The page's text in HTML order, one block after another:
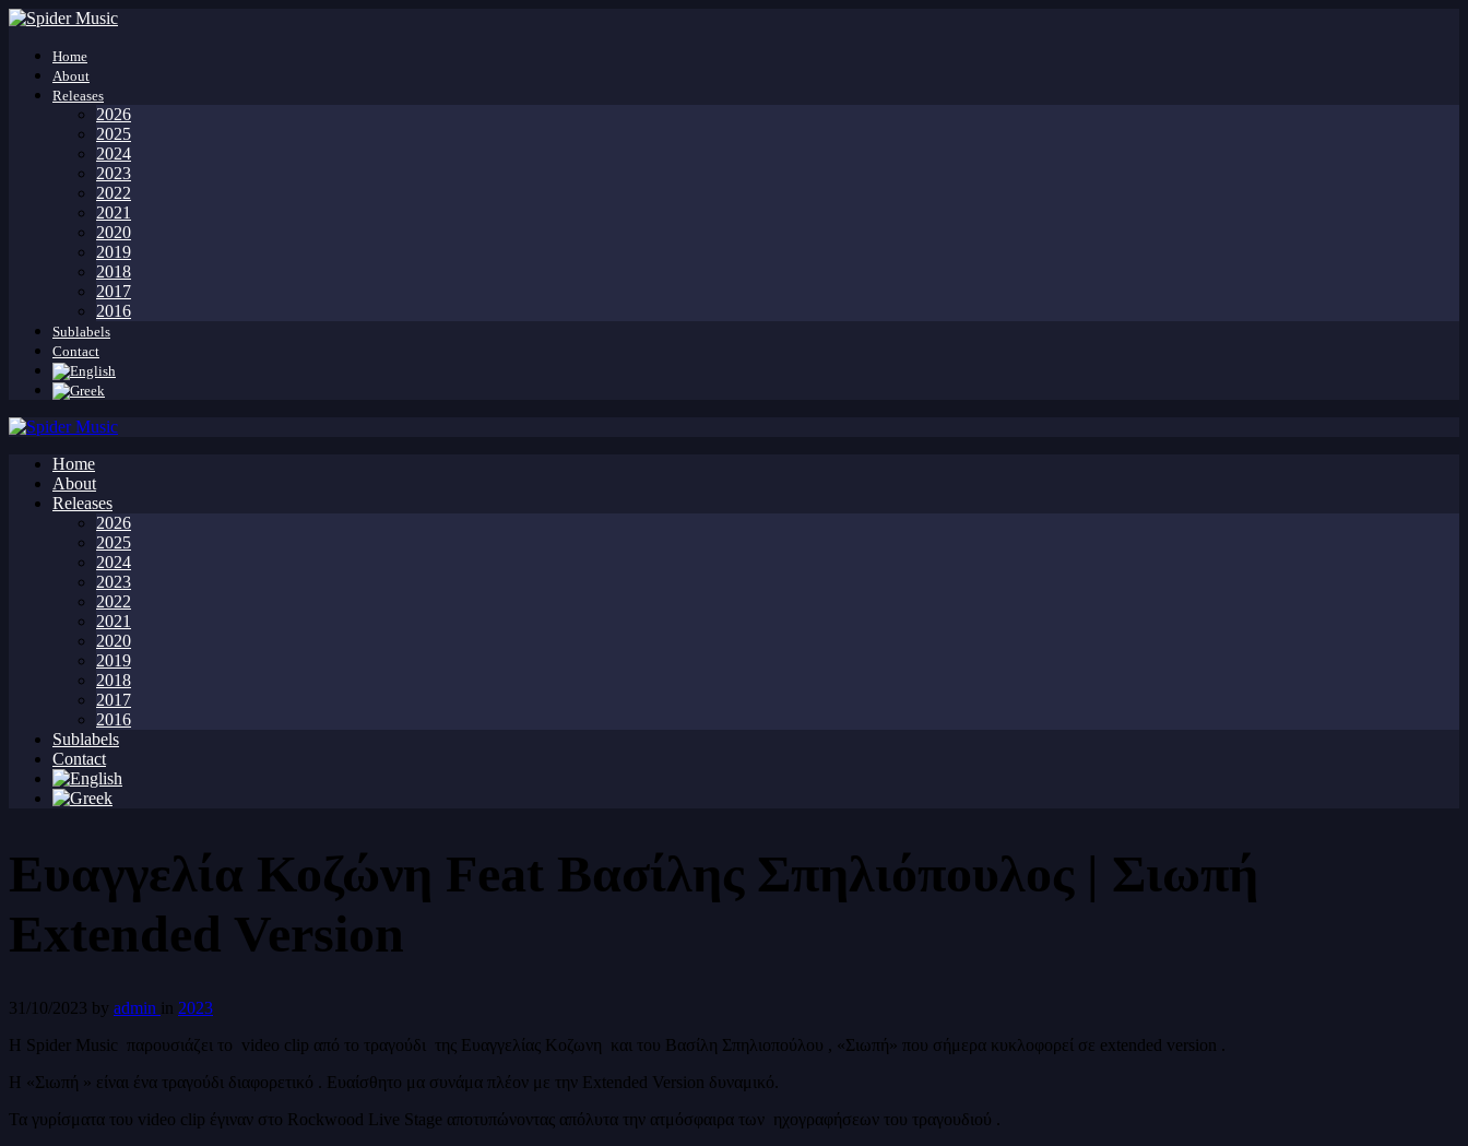
Home
About
Releases
2026
2025
2024
2023
2022
2021
2020
2019
2018
2017
2016
Sublabels
Contact
Home
About
Releases
2026
2025
2024
2023
2022
2021
2020
2019
2018
2017
2016
Sublabels
Contact
Ευαγγελία Κοζώνη Feat Βασίλης Σπηλιόπουλος | Σιωπή
Extended Version
31/10/2023 by admin in 2023
Η Spider Music παρουσιάζει το video clip από το τραγούδι της Ευαγγελίας Κοζωνη και του Βασίλη Σπηλιοπούλου , «Σιωπή» που σήμερα κυκλοφορεί σε extended version .
Η «Σιωπή » είναι ένα τραγούδι διαφορετικό . Ευαίσθητο μα συνάμα πλέον με την Extended Version δυναμικό.
Τα γυρίσματα του video clip έγιναν στο Rockwood Live Stage αποτυπώνοντας απόλυτα την ατμόσφαιρα των ηχογραφήσεων του τραγουδιού .